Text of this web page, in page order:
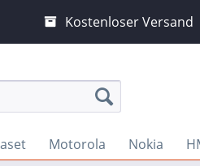
Kostenloser Versand
Motorola Nokia